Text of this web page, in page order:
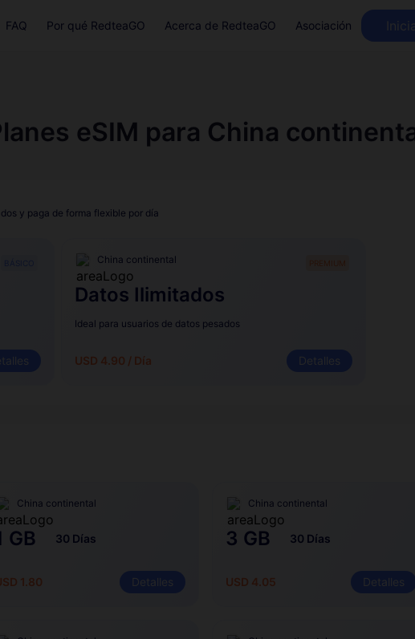
FAQ Por qué RedteaGO Acerca de RedteaGO Asociación
eSIM para China
y paga de forma flexible por día
China continental
Datos Ilimitados
Ideal para usuarios de datos pesados
USD 4.90 / Día Detalles
PREMIUM
China continental
GB 30 Días
1.80 Detalles
China continental
3 GB 30 Días
USD 4.05 Detalles